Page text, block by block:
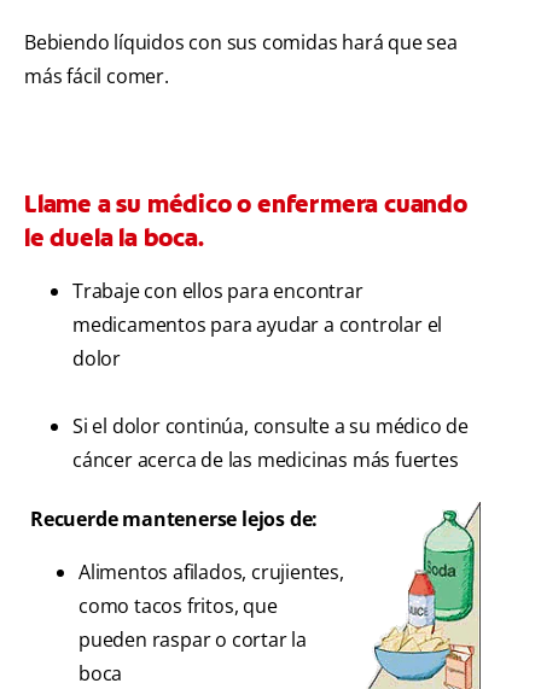
Bebiendo líquidos con sus comidas hará que sea
más fácil comer.
Llame a su médico o enfermera cuando
le duela la boca.
Trabaje con ellos para encontrar
medicamentos para ayudar a controlar el
dolor
Si el dolor continúa, consulte a su médico de
cáncer acerca de las medicinas más fuertes
Recuerde mantenerse lejos de:
Alimentos afilados, crujientes,
como tacos fritos, que
pueden raspar o cortar la
boca